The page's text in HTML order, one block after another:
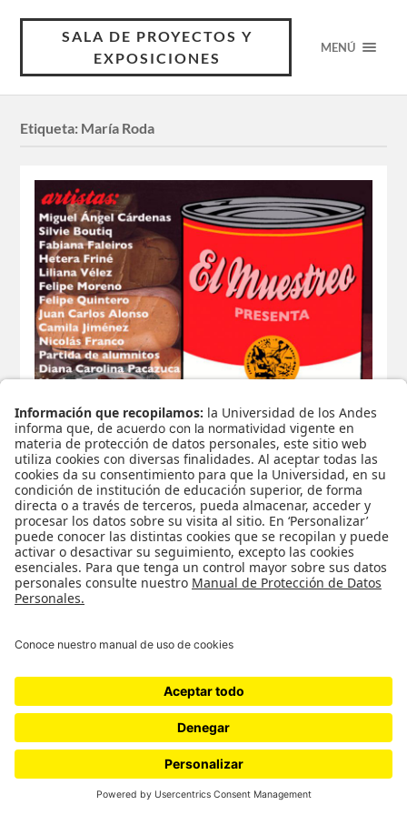
SALA DE PROYECTOS Y
EXPOSICIONES
MENÚ
Etiqueta: María Roda
La sopa está deliciosa El muestreo 7 de noviembre al 29
deliciosa es el título que da origen…